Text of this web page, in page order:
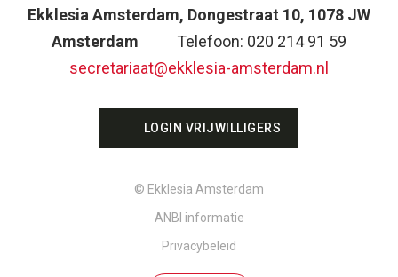
Ekklesia Amsterdam, Dongestraat 10, 1078 JW
Amsterdam
Telefoon: 020 214 91 59
secretariaat@ekklesia-amsterdam.nl
LOGIN VRIJWILLIGERS
© Ekklesia Amsterdam
ANBI informatie
Privacybeleid